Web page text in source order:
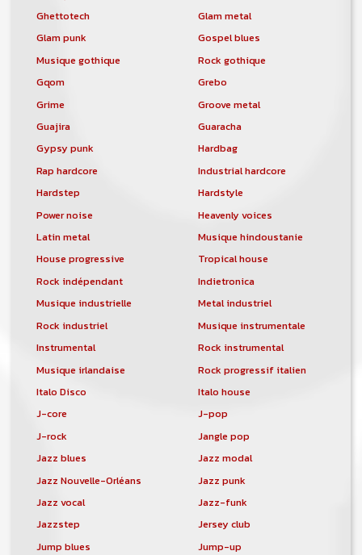
Ghettotech
Glam metal
Glam punk
Gospel blues
Musique gothique
Rock gothique
Gqom
Grebo
Grime
Groove metal
Guajira
Guaracha
Gypsy punk
Hardbag
Rap hardcore
Industrial hardcore
Hardstep
Hardstyle
Power noise
Heavenly voices
Latin metal
Musique hindoustanie
House progressive
Tropical house
Rock indépendant
Indietronica
Musique industrielle
Metal industriel
Rock industriel
Musique instrumentale
Instrumental
Rock instrumental
Musique irlandaise
Rock progressif italien
Italo Disco
Italo house
J-core
J-pop
J-rock
Jangle pop
Jazz blues
Jazz modal
Jazz Nouvelle-Orléans
Jazz punk
Jazz vocal
Jazz-funk
Jazzstep
Jersey club
Jump blues
Jump-up